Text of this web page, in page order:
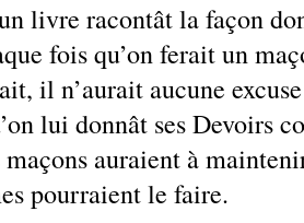
livre racontât la façon
fois qu’on ferait un
il n’au­rait aucune
lui donnât ses Devoirs
auraient à
pourraient le faire.